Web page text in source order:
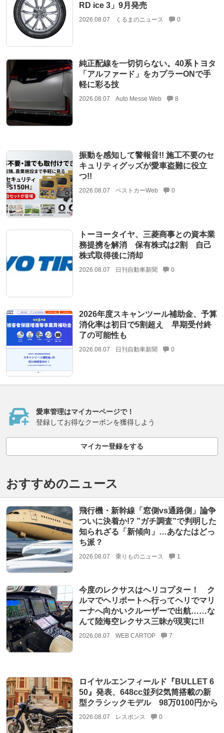
RD ice 3」9月発売
2026.08.07 くるまのニュース 0
純正配線を一切切らない。40系トヨタ
「アルファード」をカプラーONで手
軽に彩る技
2026.08.07 Auto Messe Web 8
振動を感知して警報音!! 施工不要のセ
キュリティグッズが愛車盗難に役立
つ!!
2026.08.07 ベストカーWeb 0
トーヨータイヤ、三菱商事との資本業
務提携を解消 保有株式は2割 自己
株式取得後に消却
2026.08.07 日刊自動車新聞 0
2026年度スキャンツール補助金、予算
消化率は初日で5割超え 早期受付終
了の可能性も
2026.08.07 日刊自動車新聞 0
愛車管理はマイカーページで！
登録してお得なクーポンを獲得しよう
マイカー登録をする
おすすめのニュース
飛行機・新幹線「窓側vs通路側」論争
ついに決着か!? ”ガチ調査”で判明した
知られざる「新傾向」…あなたはどっ
ち派？
2026.08.07 乗りものニュース 1
今度のレクサスはヘリコプター！ ク
ルマでヘリポートへ行ってヘリでマリ
ーナへ向かいクルーザーで出航……な
んて陸海空レクサス三昧が現実に!!
2026.08.07 WEB CARTOP 7
ロイヤルエンフィールド『BULLET 6
50』発表、648cc並列2気筒搭載の新
型クラシックモデル 98万0100円から
2026.08.07 レスポンス 0